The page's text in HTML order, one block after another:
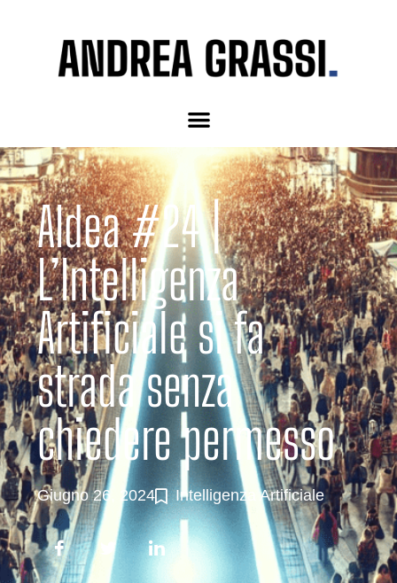
AIdea #24 |
L’Intelligenza
Artificiale si fa
strada senza
chiedere permesso
Giugno 26, 2024 Intelligenza Artificiale